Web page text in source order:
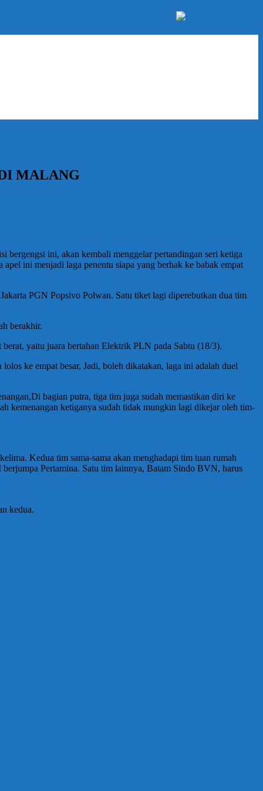
MALANG
ini, akan kembali menggelar pertandingan seri ketiga
ini menjadi laga penentu siapa yang berhak ke babak empat
PGN Popsivo Polwan. Satu tiket lagi diperebutkan dua tim
berakhir.
yaitu juara bertahan Elektrik PLN pada Sabtu (18/3).
ke empat besar, Jadi, boleh dikatakan, laga ini adalah duel
bagian putra, tiga tim juga sudah memastikan diri ke
kemenangan ketiganya sudah tidak mungkin lagi dikejar oleh tim-
Kedua tim sama-sama akan menghadapi tim tuan rumah
Pertamina. Satu tim lainnya, Batam Sindo BVN, harus
kedua.